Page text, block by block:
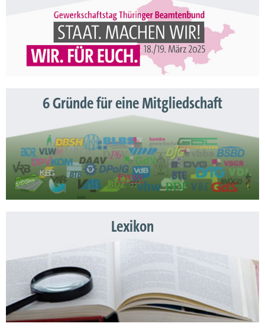
6 Gründe für eine Mitgliedschaft
Lexikon